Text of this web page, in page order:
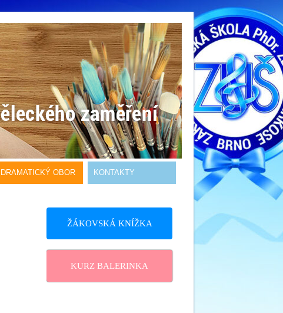
DRAMATICKÝ OBOR KONTAKTY
ŽÁKOVSKÁ KNÍŽKA
KURZ BALERINKA